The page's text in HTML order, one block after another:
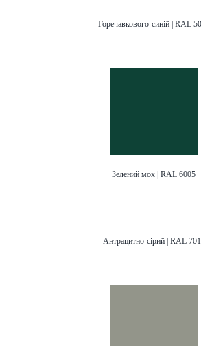
Горечавкового-синій | RAL
Зелений мох | RAL 6005
Антрацитно-сірий | RAL